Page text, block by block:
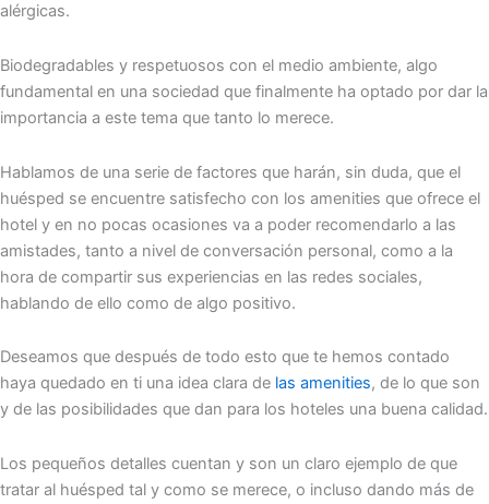
alérgicas.
Biodegradables y respetuosos con el medio ambiente, algo
fundamental en una sociedad que finalmente ha optado por dar la
importancia a este tema que tanto lo merece.
Hablamos de una serie de factores que harán, sin duda, que el
huésped se encuentre satisfecho con los amenities que ofrece el
hotel y en no pocas ocasiones va a poder recomendarlo a las
amistades, tanto a nivel de conversación personal, como a la
hora de compartir sus experiencias en las redes sociales,
hablando de ello como de algo positivo.
Deseamos que después de todo esto que te hemos contado
haya quedado en ti una idea clara de las amenities, de lo que son
y de las posibilidades que dan para los hoteles una buena calidad.
Los pequeños detalles cuentan y son un claro ejemplo de que
tratar al huésped tal y como se merece, o incluso dando más de